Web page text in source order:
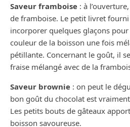
Saveur framboise : à
de framboise. Le petit livret fourni
incorporer quelques glaçons
couleur de la boisson une fois
pétillante. Concernant le goût, il
fraise mélangé avec de la
Saveur brownie : on peut le
bon goût du chocolat est
Les petits bouts de gâteaux
boisson savoureuse.